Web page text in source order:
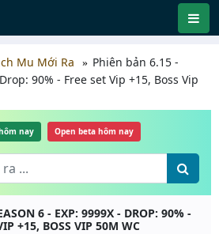
Mu Mới Ra
Phiên bản 6.15 -
90% - Free set Vip +15, Boss Vip
nay Open beta hôm nay
6 - EXP: 9999X - DROP: 90% -
+15, BOSS VIP 50M WC